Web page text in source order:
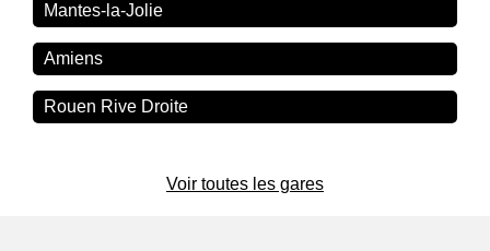
Mantes-la-Jolie
Amiens
Rouen Rive Droite
Voir toutes les gares